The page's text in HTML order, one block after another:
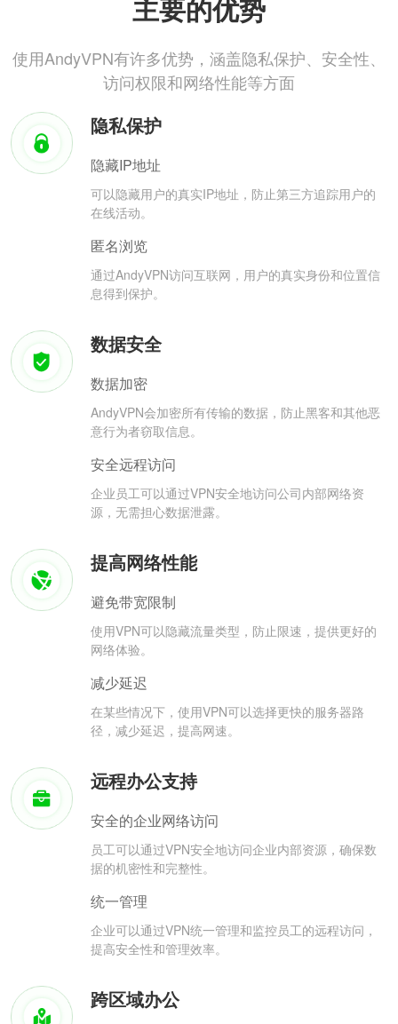
主要的优势
使用AndyVPN有许多优势，涵盖隐私保护、安全性、
访问权限和网络性能等方面
隐私保护
隐藏IP地址
可以隐藏用户的真实IP地址，防止第三方追踪用户的
在线活动。
匿名浏览
通过AndyVPN访问互联网，用户的真实身份和位置信
息得到保护。
数据安全
数据加密
AndyVPN会加密所有传输的数据，防止黑客和其他恶
意行为者窃取信息。
安全远程访问
企业员工可以通过VPN安全地访问公司内部网络资
源，无需担心数据泄露。
提高网络性能
避免带宽限制
使用VPN可以隐藏流量类型，防止限速，提供更好的
网络体验。
减少延迟
在某些情况下，使用VPN可以选择更快的服务器路
径，减少延迟，提高网速。
远程办公支持
安全的企业网络访问
员工可以通过VPN安全地访问企业内部资源，确保数
据的机密性和完整性。
统一管理
企业可以通过VPN统一管理和监控员工的远程访问，
提高安全性和管理效率。
跨区域办公